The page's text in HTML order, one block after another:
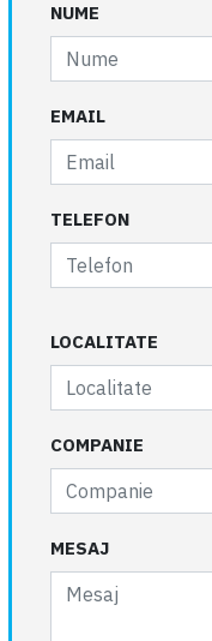
NUME
EMAIL
TELEFON
LOCALITATE
COMPANIE
MESAJ